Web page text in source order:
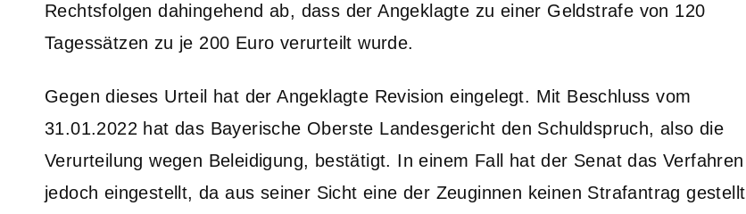
Rechtsfolgen dahingehend ab, dass der Angeklagte zu einer Geldstrafe von 120
Tagessätzen zu je 200 Euro verurteilt wurde.
Gegen dieses Urteil hat der Angeklagte Revision eingelegt. Mit Beschluss vom
31.01.2022 hat das Bayerische Oberste Landesgericht den Schuldspruch, also die
Verurteilung wegen Beleidigung, bestätigt. In einem Fall hat der Senat das Verfahren
jedoch eingestellt, da aus seiner Sicht eine der Zeuginnen keinen Strafantrag gestellt